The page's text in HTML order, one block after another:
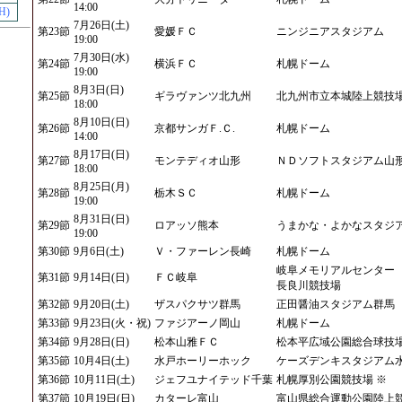
14:00
第23節 7月26日(土)
19:00
愛媛ＦＣ ニンジニアスタジアム
第24節 7月30日(水)
19:00
横浜ＦＣ 札幌ドーム
第25節 8月3日(日)
18:00
ギラヴァンツ北九州 北九州市立本城陸上競技
第26節 8月10日(日)
14:00
京都サンガＦ.Ｃ. 札幌ドーム
第27節 8月17日(日)
18:00
モンテディオ山形 ＮＤソフトスタジアム山
第28節 8月25日(月)
19:00
栃木ＳＣ 札幌ドーム
第29節 8月31日(日)
19:00
ロアッソ熊本 うまかな・よかなスタジ
第30節 9月6日(土) Ｖ・ファーレン長崎 札幌ドーム
第31節 9月14日(日) ＦＣ岐阜
岐阜メモリアルセンター
長良川競技場
第32節 9月20日(土) ザスパクサツ群馬
正田醤油スタジアム群馬
第33節 9月23日(火・祝) ファジアーノ岡山
札幌ドーム
第34節 9月28日(日) 松本山雅ＦＣ
松本平広域公園総合球技
第35節 10月4日(土) 水戸ホーリーホック
ケーズデンキスタジアム
第36節 10月11日(土) ジェフユナイテッド千葉 札幌厚別公園競技場 ※
第37節 10月19日(日) カターレ富山 富山県総合運動公園陸上